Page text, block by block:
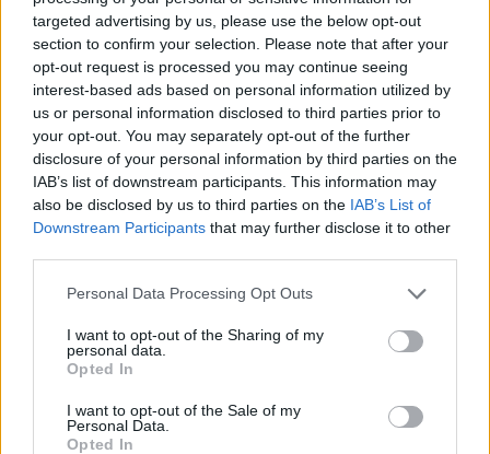
targeted advertising by us, please use the below opt-out
section to confirm your selection. Please note that after your
opt-out request is processed you may continue seeing
interest-based ads based on personal information utilized by
us or personal information disclosed to third parties prior to
your opt-out. You may separately opt-out of the further
disclosure of your personal information by third parties on the
IAB’s list of downstream participants. This information may
also be disclosed by us to third parties on the IAB’s List of
Downstream Participants that may further disclose it to other
Personal Data Processing Opt Outs
I want to opt-out of the Sharing of my
personal data.
Opted In
I want to opt-out of the Sale of my
Personal Data.
Opted In
Video: {youtube}s4M5EqOGsMA{/youtube}
AVOPOLIS.TEAM ΙΟΥΝ 5,2012
Red Hot Chili Peppers: Επιστροφή στο
βινύλιο με νέο υλικό!
Video: {youtube}WnisBb2rVOg{/youtube}
Ακούστε νέο κομμάτι από τη Lana Del Rey
{youtube}6nu6scvvpUk{/youtube}